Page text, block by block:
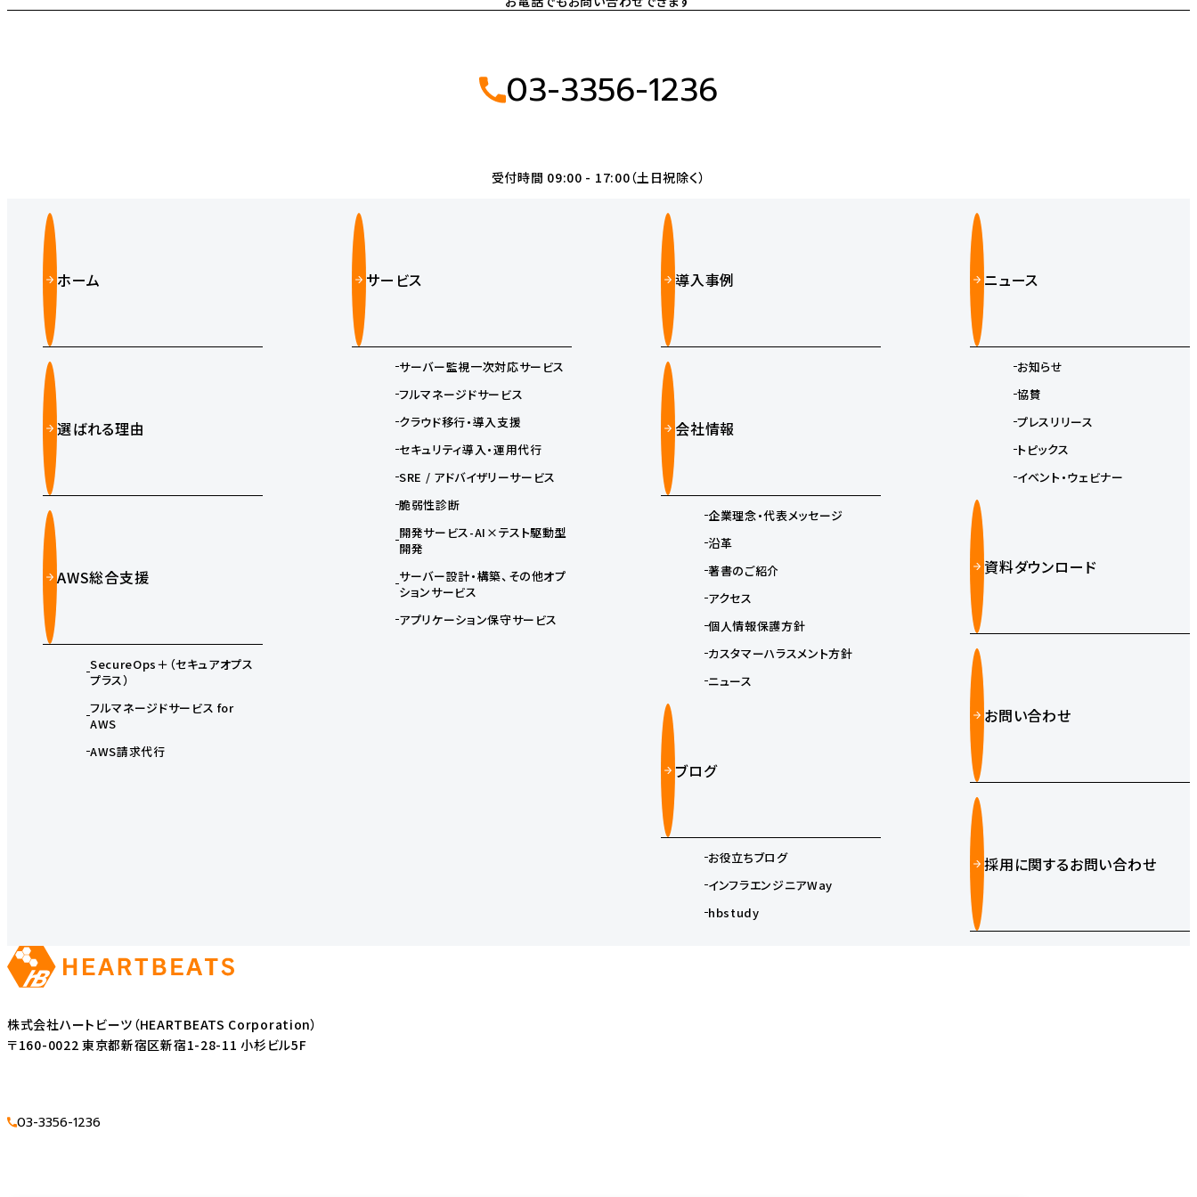
03-3356-1236
受付時間 09:00 - 17:00（土日祝除く）
ホーム
選ばれる理由
AWS総合支援
SecureOps＋（セキュアオプス
プラス）
フルマネージドサービス for
AWS
AWS請求代行
サービス
サーバー監視一次対応サービス
フルマネージドサービス
クラウド移行・導入支援
セキュリティ導入・運用代行
SRE / アドバイザリーサービス
脆弱性診断
開発サービス-AI×テスト駆動型
開発
サーバー設計・構築、その他オプ
ションサービス
アプリケーション保守サービス
導入事例
会社情報
企業理念・代表メッセージ
沿革
著書のご紹介
アクセス
個人情報保護方針
カスタマーハラスメント方針
ニュース
ブログ
お役立ちブログ
インフラエンジニアWay
hbstudy
ニュース
お知らせ
協賛
プレスリリース
トピックス
イベント・ウェビナー
資料ダウンロード
お問い合わせ
採用に関するお問い合わせ
株式会社ハートビーツ（HEARTBEATS Corporation）
〒160-0022 東京都新宿区新宿1-28-11 小杉ビル5F
03-3356-1236